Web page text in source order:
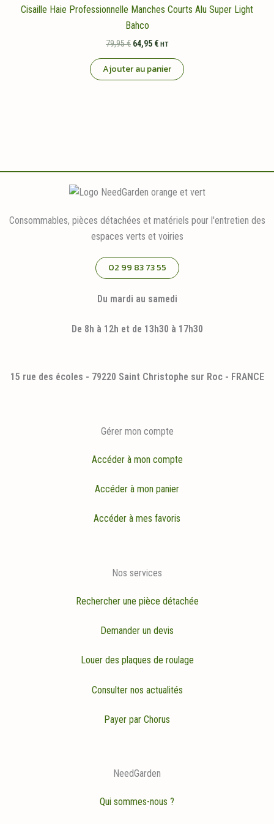
Cisaille Haie Professionnelle Manches Courts Alu Super Light
Bahco
79,95€ Le
initial
était :
64,95 €Le
actuel
HT
Ajouter au panier
Consommables, pièces détachées et matériels pour l'entretien des
espaces verts et voiries
02 99 83 73 55
Du mardi au samedi
De 8h à 12h et de 13h30 à 17h30
15 rue des écoles - 79220 Saint Christophe sur Roc - FRANCE
Gérer mon compte
Accéder à mon compte
Accéder à mon panier
Accéder à mes favoris
Nos services
Rechercher une pièce détachée
Demander un devis
Louer des plaques de roulage
Consulter nos actualités
Payer par Chorus
NeedGarden
Qui sommes-nous ?